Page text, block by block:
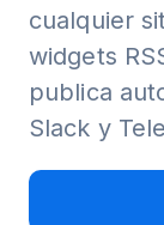
cualquier
widgets
publica
Slack y